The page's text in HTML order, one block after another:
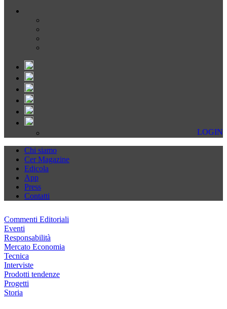
LOGIN
Chi siamo
Cer Magazine
Edicola
App
Press
Contatti
Commenti Editoriali
Eventi
Responsabilità
Mercato Economia
Tecnica
Interviste
Prodotti tendenze
Progetti
Storia